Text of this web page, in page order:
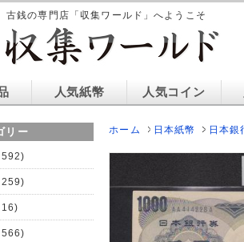
古銭の専門店「収集ワールド」へようこそ
人気紙幣 人気コイン
ホーム 日本紙幣 日本銀
リー